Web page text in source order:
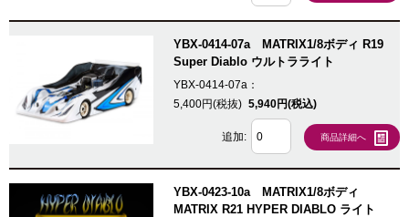
YBX-0414-07a MATRIX1/8ボディ R19
Super Diablo ウルトラライト
YBX-0414-07a：
5,400円(税抜) 5,940円(税込)
追加: 商品詳細へ
YBX-0423-10a MATRIX1/8ボディ
MATRIX R21 HYPER DIABLO ライト